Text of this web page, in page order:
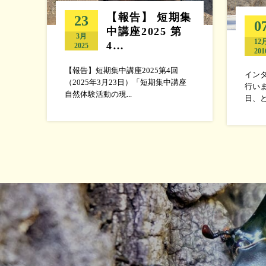
23
3月
2025
【報告】 短期集
中講座2025 第
4…
【報告】短期集中講座2025第4回
（2025年3月23日）「短期集中講座
自然体験活動の現...
12
イン
行い
日、